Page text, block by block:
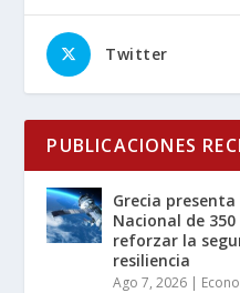
Twitter
PUBLICACIONES
Grecia
Nacional de
reforzar la
resiliencia
Ago 7, 2026 |